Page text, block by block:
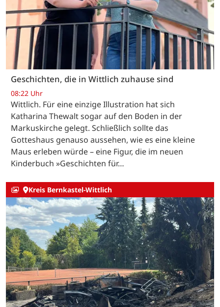
Geschichten, die in Wittlich zuhause sind
08:22 Uhr
Wittlich. Für eine einzige Illustration hat sich
Katharina Thewalt sogar auf den Boden in der
Markuskirche gelegt. Schließlich sollte das
Gotteshaus genauso aussehen, wie es eine kleine
Maus erleben würde – eine Figur, die im neuen
Kinderbuch »Geschichten für…
Kreis Bernkastel-Wittlich